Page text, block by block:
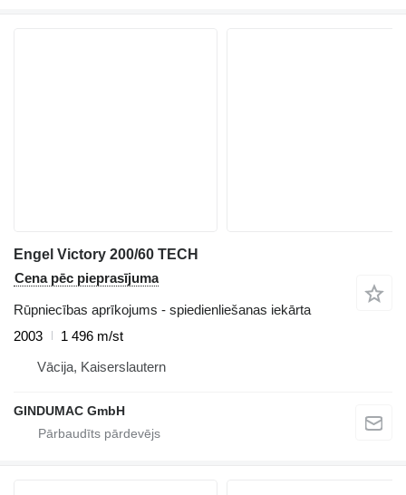
Engel Victory 200/60 TECH
Cena pēc pieprasījuma
Rūpniecības aprīkojums - spiedienliešanas iekārta
2003
1 496 m/st
Vācija, Kaiserslautern
GINDUMAC GmbH